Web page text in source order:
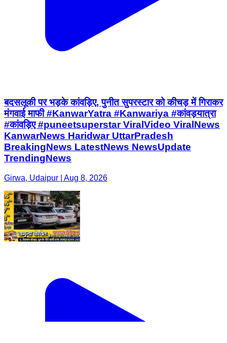
बदसलूकी पर भड़के कांवड़िए, पुनीत सुपरस्टार को कीचड़ में गिराकर
मंगवाई माफी #KanwarYatra #Kanwariya #कांवड़यात्रा
#कांवड़िए #puneetsuperstar ViralVideo ViralNews
KanwarNews Haridwar UttarPradesh
BreakingNews LatestNews NewsUpdate
TrendingNews
Girwa, Udaipur | Aug 8, 2026